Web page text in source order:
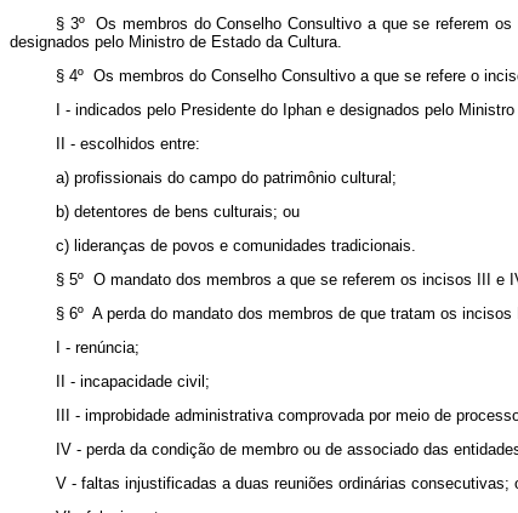
§ 3º Os membros do Conselho Consultivo a que se referem
designados pelo Ministro de Estado da Cultura.
§ 4º Os membros do Conselho Consultivo a que se refere o
I - indicados pelo Presidente do Iphan e designados pelo
II - escolhidos entre:
a) profissionais do campo do patrimônio cultural;
b) detentores de bens culturais; ou
c) lideranças de povos e comunidades tradicionais.
§ 5º O mandato dos membros a que se referem os incisos III e
§ 6º A perda do mandato dos membros de que tratam os
I - renúncia;
II - incapacidade civil;
III - improbidade administrativa comprovada por meio de
IV - perda da condição de membro ou de associado das
V - faltas injustificadas a duas reuniões ordinárias consecutivas;